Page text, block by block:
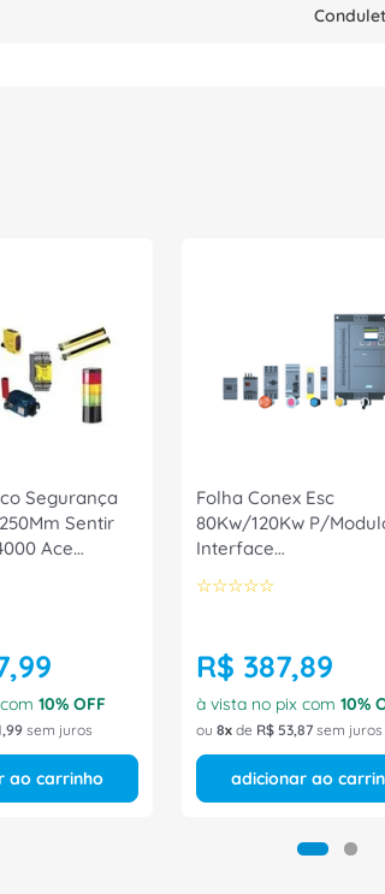
Segurança
Sentir
Ace
,99
10% OFF
,99 sem juros
ao carrinho
Folha Conex Esc
80Kw/120Kw P/
Interface
6SL31631AM000AA0
☆☆☆☆☆
R$ 387,89
à vista no pix com 10%
ou 8 de R$ 53,87 sem juros
adicionar ao